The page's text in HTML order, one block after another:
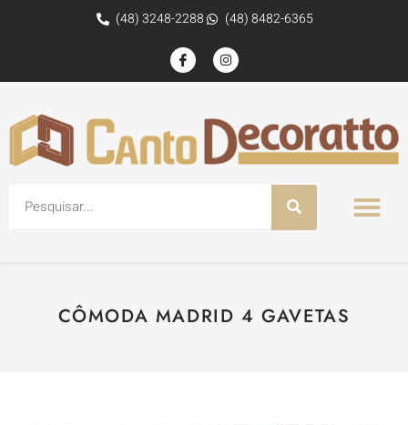
(48) 3248-2288 (48) 8482-6365
CÔMODA MADRID 4 GAVETAS